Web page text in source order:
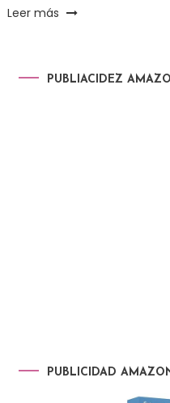
Leer más
PUBLIACIDEZ
PUBLICIDAD